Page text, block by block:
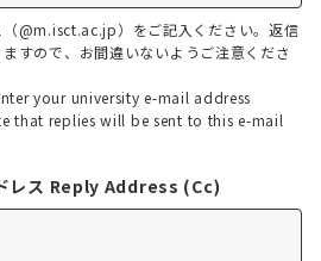
@m.isct.ac.jp）をご記入ください。返信
すので、お間違いないようご注意くださ
your university e-mail address
that replies will be sent to this e-mail
レス Reply Address (Cc)